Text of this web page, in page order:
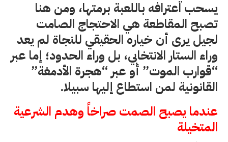
يسحب اعترافه باللعبة برمتها، ومن هنا
تصبح المقاطعة هي الاحتجاج الصامت
لجيل يرى أن خياره الحقيقي للنجاة لم يعد
وراء الستار الانتخابي، بل وراء الحدود؛ إما عبر
“قوارب الموت” أو عبر “هجرة الأدمغة”
القانونية لمن استطاع إليها سبيلا.
عندما يصبح الصمت صراخاً وهدم الشرعية
المتخيلة